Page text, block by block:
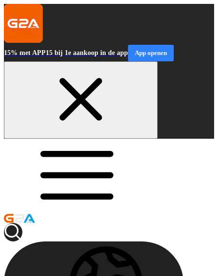
15% met APP15 bij 1e aankoop in de app App openen